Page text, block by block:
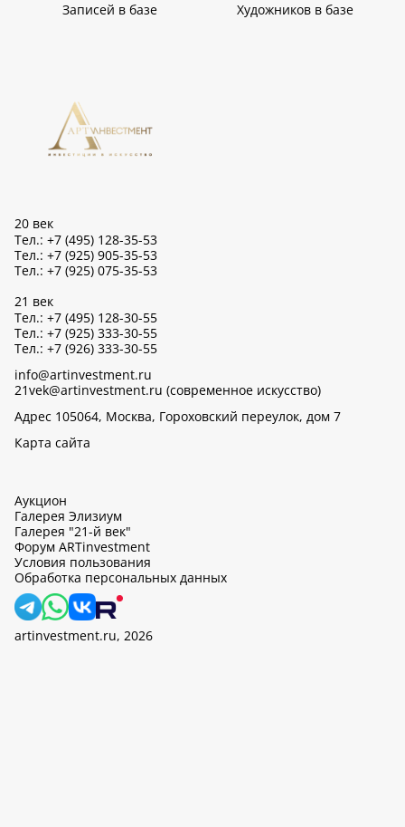
Записей в базе Художников в базе
20 век
Тел.: +7 (495) 128-35-53
Тел.: +7 (925) 905-35-53
Тел.: +7 (925) 075-35-53
21 век
Тел.: +7 (495) 128-30-55
Тел.: +7 (925) 333-30-55
Тел.: +7 (926) 333-30-55
info@artinvestment.ru
21vek@artinvestment.ru (современное искусство)
Адрес 105064, Москва, Гороховский переулок, дом 7
Карта сайта
Аукцион
Галерея Элизиум
Галерея "21-й век"
Форум ARTinvestment
Условия пользования
Обработка персональных данных
artinvestment.ru, 2026